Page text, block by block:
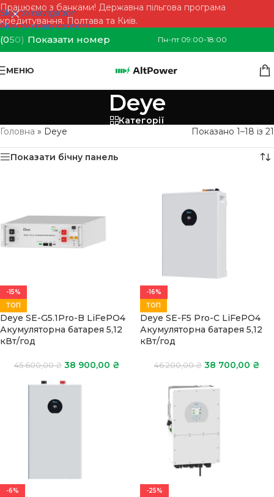
Skip to navigation
Skip to main content
Працюємо з банками! Державна пільгова програма
кредитування. Полтава та Київ.
(050) Показати номер Пн-пт 09:00-18:00
МЕНЮ
Deye
Категорії
Головна » Deye Показано 1–18 із 21
Показати бічну панель
-15%
ТОП
Deye SE-G5.1Pro-B LiFePO4
Акумуляторна батарея 5,12
кВт/год
45 600,00₴ 38 900,00 ₴
-16%
ТОП
Deye SE-F5 Pro-C LiFePO4
Акумуляторна батарея 5,12
кВт/год
46 200,00₴ 38 700,00 ₴
-6%
-25%